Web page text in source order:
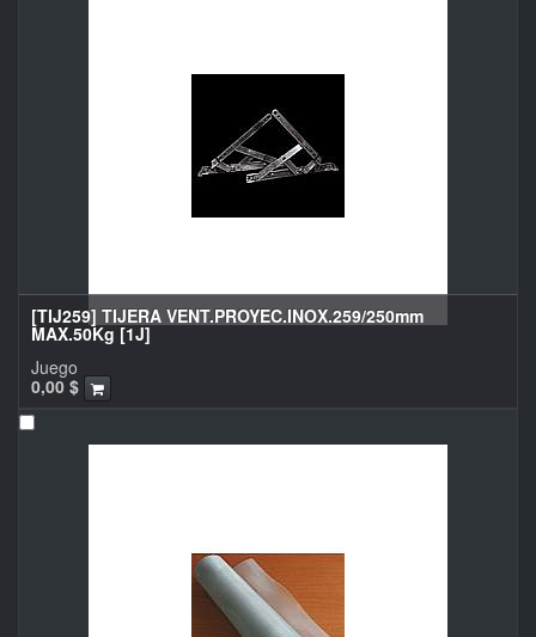
[TIJ259] TIJERA VENT.PROYEC.INOX.259/250mm
MAX.50Kg [1J]
0,00$
Juego